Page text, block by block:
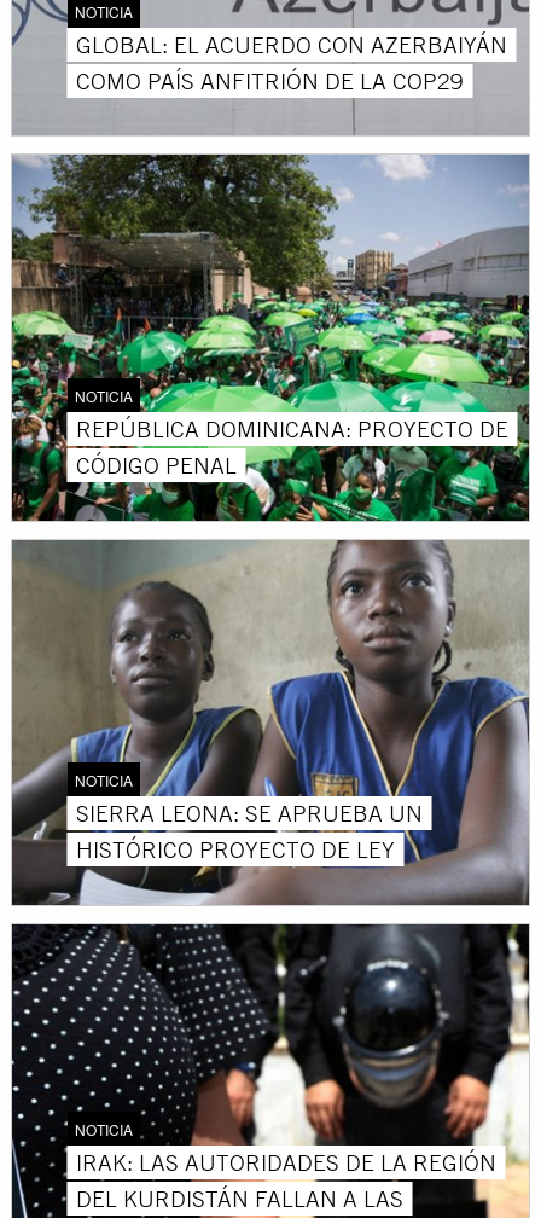
NOTICIA
GLOBAL: EL ACUERDO CON AZERBAIYÁN
COMO PAÍS ANFITRIÓN DE LA COP29
NOTICIA
REPÚBLICA DOMINICANA: PROYECTO DE
CÓDIGO PENAL
NOTICIA
SIERRA LEONA: SE APRUEBA UN
HISTÓRICO PROYECTO DE LEY
NOTICIA
IRAK: LAS AUTORIDADES DE LA REGIÓN
DEL KURDISTÁN FALLAN A LAS